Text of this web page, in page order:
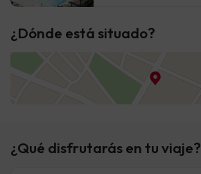
¿Dónde está situado?
¿Qué disfrutarás en tu viaje?